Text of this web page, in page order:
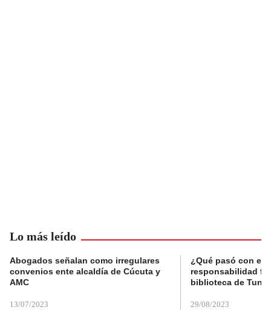
Lo más leído
Abogados señalan como irregulares
convenios ente alcaldía de Cúcuta y
AMC
13/07/2023
¿Qué pasó con el
responsabilidad
biblioteca de
29/08/2023